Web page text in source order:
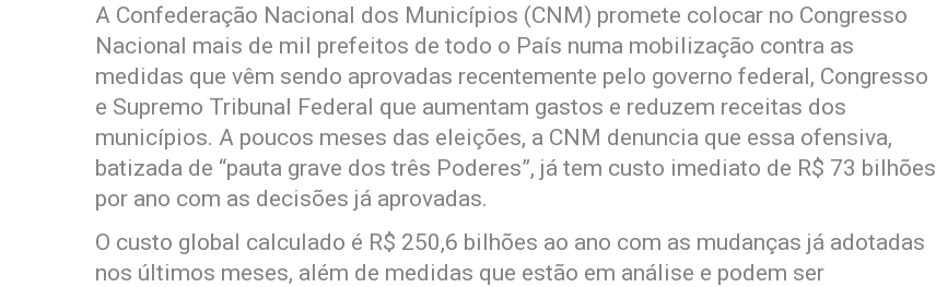
A Confederação Nacional dos Municípios (CNM) promete colocar no Congresso
Nacional mais de mil prefeitos de todo o País numa mobilização contra as
medidas que vêm sendo aprovadas recentemente pelo governo federal, Congresso
e Supremo Tribunal Federal que aumentam gastos e reduzem receitas dos
municípios. A poucos meses das eleições, a CNM denuncia que essa ofensiva,
batizada de “pauta grave dos três Poderes”, já tem custo imediato de R$ 73 bilhões
por ano com as decisões já aprovadas.
O custo global calculado é R$ 250,6 bilhões ao ano com as mudanças já adotadas
nos últimos meses, além de medidas que estão em análise e podem ser